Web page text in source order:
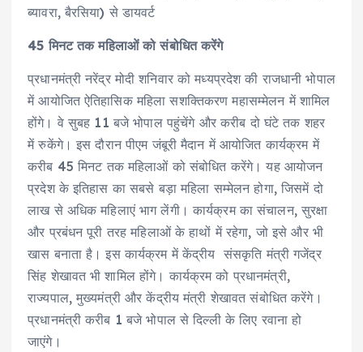
ब्यावरा, बैरसिया) से डायवर्ट
45 मिनट तक महिलाओं को संबोधित करेंगे
प्रधानमंत्री नरेंद्र मोदी शनिवार को मध्यप्रदेश की राजधानी भोपाल
में आयोजित ऐतिहासिक महिला सशक्तिकरण महासम्मेलन में शामिल
होंगे। वे सुबह 11 बजे भोपाल पहुंचेंगे और करीब दो घंटे तक शहर
में रुकेंगे। इस दौरान पीएम जंबूरी मैदान में आयोजित कार्यक्रम में
करीब 45 मिनट तक महिलाओं को संबोधित करेंगे। यह आयोजन
प्रदेश के इतिहास का सबसे बड़ा महिला सम्मेलन होगा, जिसमें दो
लाख से अधिक महिलाएं भाग लेंगी। कार्यक्रम का संचालन, सुरक्षा
और प्रबंधन पूरी तरह महिलाओं के हाथों में रहेगा, जो इसे और भी
खास बनाता है। इस कार्यक्रम में केंद्रीय संसकृति मंत्री गजेंद्र
सिंह शेखावत भी शामिल होंगे। कार्यक्रम को प्रधानमंत्री,
राज्यपाल, मुख्यमंत्री और केंद्रीय मंत्री शेखावत संबोधित करेंगे।
प्रधानमंत्री करीब 1 बजे भोपाल से दिल्ली के लिए रवाना हो
जाएंगे।